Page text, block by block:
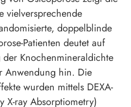
vielversprechende
doppelblinde
Patienten deutet auf
der Knochenmineraldichte
Anwendung hin. Die
wurden mittels DEXA-
X-ray Absorptiometry)